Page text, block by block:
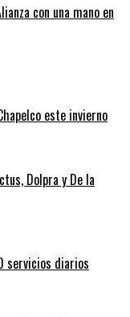
con una mano en
este invierno
Dolpra y De la
servicios diarios